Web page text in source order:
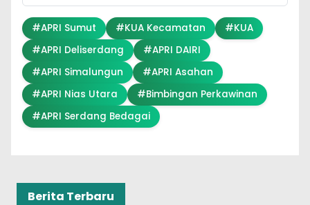
#APRI Sumut #KUA Kecamatan
#KUA
#APRI Deliserdang
#APRI DAIRI
#APRI Simalungun
#APRI Asahan
#APRI Nias Utara
#Bimbingan Perkawinan
#APRI Serdang Bedagai
Berita Terbaru